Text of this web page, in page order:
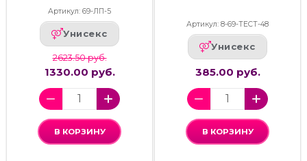
Артикул: 69-ЛП-5
Унисекс
2623.50 руб.
1330.00 руб.
В КОРЗИНУ
Артикул: 8-69-ТЕСТ-48
Унисекс
385.00 руб.
В КОРЗИНУ